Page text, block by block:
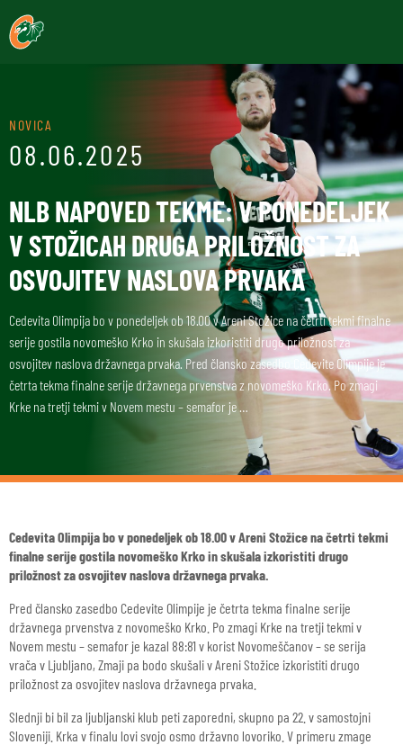
NOVICA
08.06.2025
NLB NAPOVED TEKME: V PONEDELJEK
V STOŽICAH DRUGA PRILOŽNOST ZA
OSVOJITEV NASLOVA PRVAKA
Cedevita Olimpija bo v ponedeljek ob 18.00 v Areni Stožice na četrti tekmi finalne
serije gostila novomeško Krko in skušala izkoristiti drugo priložnost za
osvojitev naslova državnega prvaka. Pred člansko zasedbo Cedevite Olimpije je
četrta tekma finalne serije državnega prvenstva z novomeško Krko. Po zmagi
Krke na tretji tekmi v Novem mestu – semafor je …
Cedevita Olimpija bo v ponedeljek ob 18.00 v Areni Stožice na četrti tekmi
finalne serije gostila novomeško Krko in skušala izkoristiti drugo
priložnost za osvojitev naslova državnega prvaka.
Pred člansko zasedbo Cedevite Olimpije je četrta tekma finalne serije
državnega prvenstva z novomeško Krko. Po zmagi Krke na tretji tekmi v
Novem mestu – semafor je kazal 88:81 v korist Novomeščanov – se serija
vrača v Ljubljano, Zmaji pa bodo skušali v Areni Stožice izkoristiti drugo
priložnost za osvojitev naslova državnega prvaka.
Slednji bi bil za ljubljanski klub peti zaporedni, skupno pa 22. v samostojni
Sloveniji. Krka v finalu lovi svojo osmo državno lovoriko. V primeru zmage